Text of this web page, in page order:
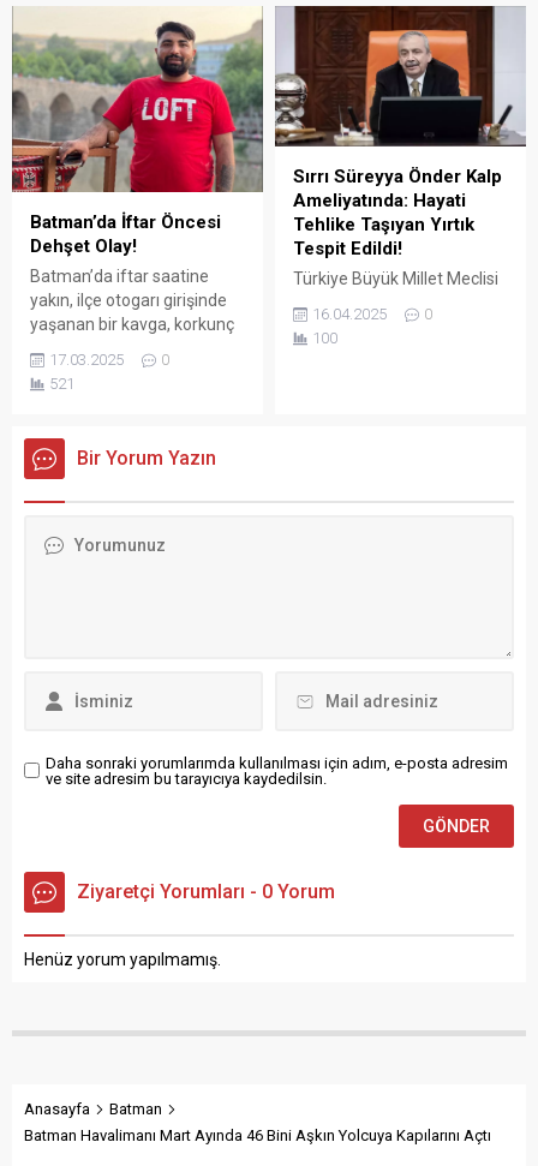
Batman’da İftar Öncesi
Dehşet Olay!
Batman’da iftar saatine
yakın, ilçe otogarı girişinde
yaşanan bir kavga, korkunç
17.03.2025
0
521
Sırrı Süreyya Önder Kalp
Ameliyatında: Hayati
Tehlike Taşıyan Yırtık
Tespit Edildi!
Türkiye Büyük Millet Meclisi
(TBMM) Başkanvekili ve
DEM Parti İstanbul
Milletvekili Sırrı Süreyya
16.04.2025
0
100
Bir Yorum Yazın
Daha sonraki yorumlarımda kullanılması için adım, e-posta adresim
ve site adresim bu tarayıcıya kaydedilsin.
Ziyaretçi Yorumları - 0 Yorum
Henüz yorum yapılmamış.
Anasayfa
Batman
Batman Havalimanı Mart Ayında 46 Bini Aşkın Yolcuya Kapılarını Açtı